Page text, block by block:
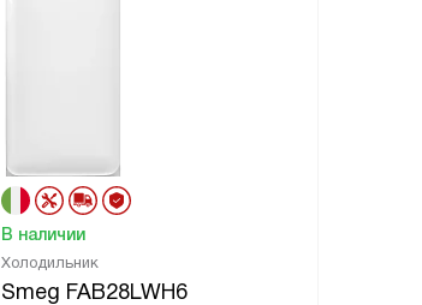
В наличии
Холодильник
Smeg FAB28LWH6